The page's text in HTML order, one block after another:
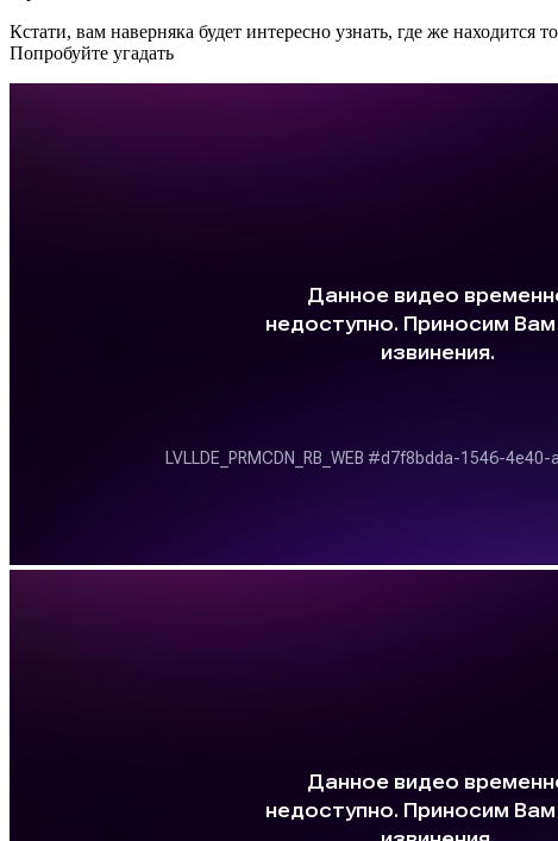
Кстати, вам наверняка будет интересно узнать, где же
Попробуйте угадать